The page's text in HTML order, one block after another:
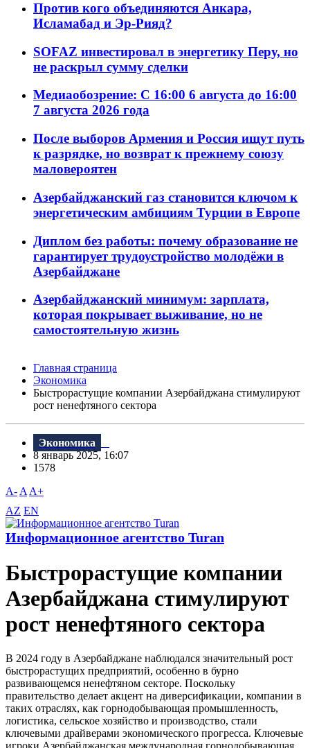
Против кого объединяются Анкара,
Исламабад и Эр-Рияд?
SOFAZ инвестировал в энергетику Перу, но
не раскрыл сумму сделки
Медиаобозрение: С 16:00 6 августа до 16:00
7 августа 2026 года
После выборов Армения и Россия ищут путь
к разрядке, но возврат к прежнему союзу
маловероятен
Азербайджанский газ становится ключом к
энергетическим амбициям Турции в Европе
Диплом без работы: почему образование не
гарантирует трудоустройство молодёжи в
Азербайджане
Азербайджанский минимум: зарплата,
которая покрывает выживание, но не
самостоятельную жизнь
Главная страница
Экономика
Быстрорастущие компании Азербайджана стимулируют
рост ненефтяного сектора
Экономика
8 январь 2025, 16:07
1578
A- A A+
AZ EN
Информационное агентство Turan
Быстрорастущие компании
Азербайджана стимулируют
рост ненефтяного сектора
В 2024 году в Азербайджане наблюдался значительный рост
быстрорастущих предприятий, особенно в бурно
развивающемся ненефтяном секторе. Поскольку
правительство делает акцент на диверсификации, компании в
таких отраслях, как горнодобывающая промышленность,
логистика, сельское хозяйство и производство, стали
ключевыми драйверами экономического прогресса. Ключевые
игроки Азербайджанская международная горнодобывающая